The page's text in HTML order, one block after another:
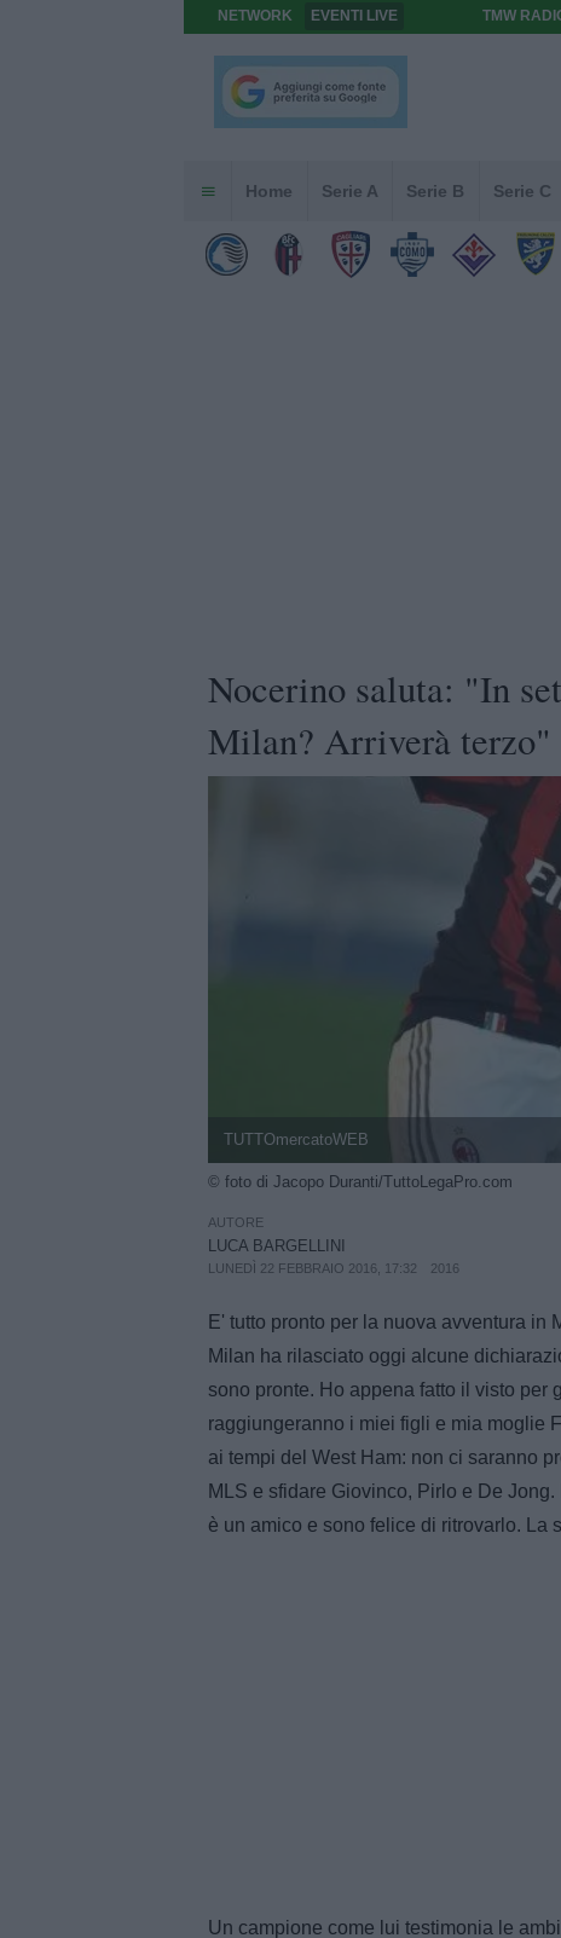
NETWORK EVENTI LIVE TMW
Home Serie A Serie B Serie C
Nocerino saluta: "In
Milan? Arriverà terzo"
TUTTOmercatoWEB
© foto di Jacopo Duranti/TuttoLegaPro.com
AUTORE
LUCA BARGELLINI
LUNEDÌ 22 FEBBRAIO 2016, 17:32 2016
E' tutto pronto per la nuova avventura in
Milan ha rilasciato oggi alcune
sono pronte. Ho appena fatto il visto per
raggiungeranno i miei figli e mia moglie
ai tempi del West Ham: non ci saranno
MLS e sfidare Giovinco, Pirlo e De
è un amico e sono felice di ritrovarlo. La
Un campione come lui testimonia le